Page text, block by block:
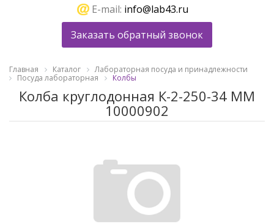
E-mail: info@lab43.ru
Заказать обратный звонок
Главная Каталог
Лабораторная посуда и принадлежности
Посуда лабораторная
Колбы
Колба круглодонная К-2-250-34 ММ
10000902